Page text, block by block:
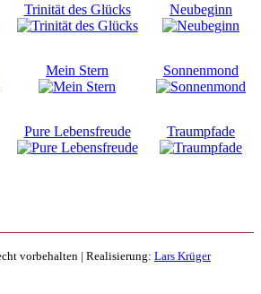
Trinität des Glücks Neubeginn
Mein Stern Sonnenmond
Pure Lebensfreude Traumpfade
vorbehalten | Realisierung: Lars Krüger